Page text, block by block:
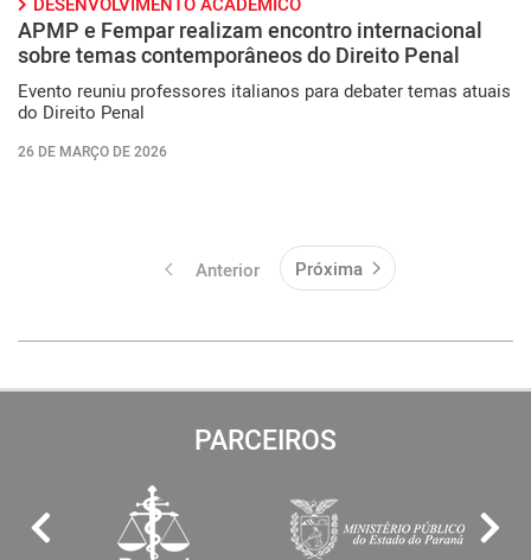
APMP e Fempar realizam encontro internacional
sobre temas contemporâneos do Direito Penal
Evento reuniu professores italianos para debater temas atuais
do Direito Penal
26 DE MARÇO DE 2026
Anterior Próxima
PARCEIROS